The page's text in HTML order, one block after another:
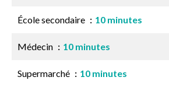
École secondaire 10 minutes
Médecin 10 minutes
Supermarché 10 minutes